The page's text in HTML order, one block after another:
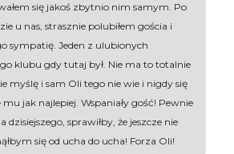
się jakoś zbytnio nim samym. Po
u nas, strasznie polubiłem gościa i
sympatię. Jeden z ulubionych
klubu gdy tutaj był. Nie ma to totalnie
myślę i sam Oli tego nie wie i nigdy się
mu jak najlepiej. Wspaniały gość! Pewnie
dzisiejszego, sprawiłby, że jeszcze nie
się od ucha do ucha! Forza Oli!